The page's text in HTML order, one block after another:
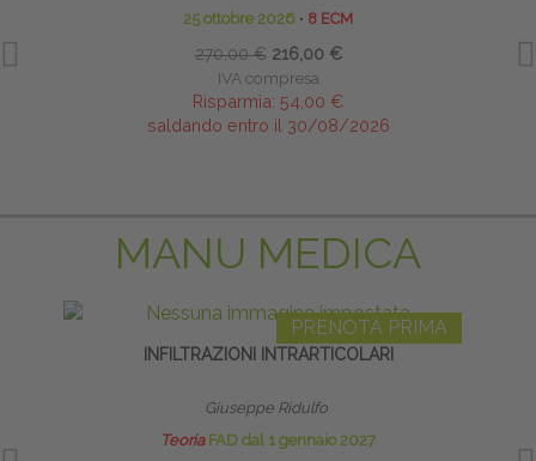
25 ottobre 2026 ∙ 8 ECM
270,00 € 216,00 €
IVA compresa
Risparmia: 54,00 €
saldando entro il 30/08/2026
MANU MEDICA
PRENOTA PRIMA
INFILTRAZIONI INTRARTICOLARI
Giuseppe Ridulfo
Teoria FAD dal 1 gennaio 2027